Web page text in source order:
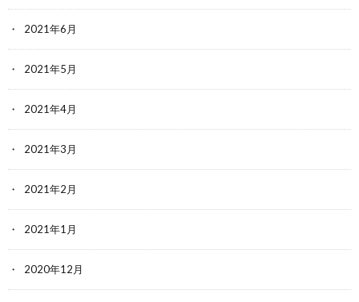
2021年6月
2021年5月
2021年4月
2021年3月
2021年2月
2021年1月
2020年12月